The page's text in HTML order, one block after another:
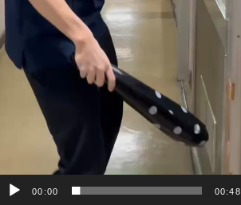
00:00 00:48